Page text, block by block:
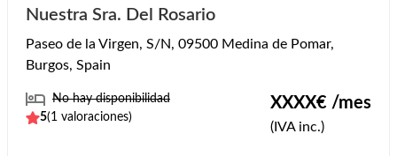
Nuestra Sra. Del Rosario
Paseo de la Virgen, S/N, 09500 Medina de Pomar,
Burgos, Spain
No hay disponibilidad
5(1 valoraciones)
XXXX€ /mes
(IVA inc.)